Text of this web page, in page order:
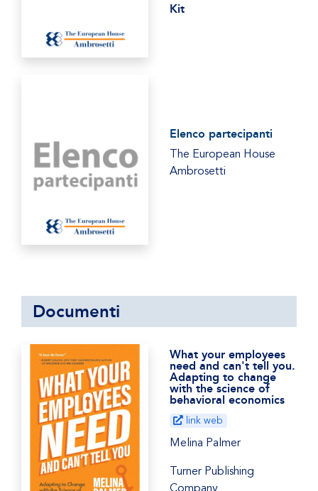
Kit
Elenco partecipanti
The European House
Ambrosetti
Documenti
What your employees
need and can't tell you.
Adapting to change
with the science of
behavioral economics
link web
Melina Palmer
Turner Publishing